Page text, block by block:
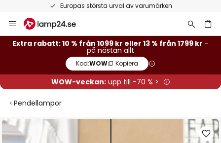
Europas största urval av varumärken
Hoppa
till
innehållet
Extra rabatt: 10 % från 1099 kr eller 13 % från 1799 kr -
på nästan allt
Kod:WOW Kopiera
WOW-veckan:upp till -70 % >
Pendellampor
Hoppa
till